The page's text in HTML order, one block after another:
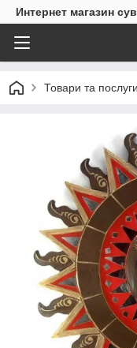
Интернет магазин
Товари та послуги